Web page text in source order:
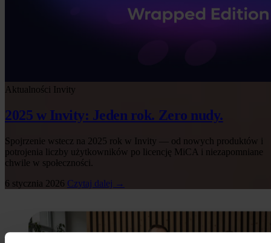
Aktualności Invity
2025 w Invity: Jeden rok. Zero nudy.
Spojrzenie wstecz na 2025 rok w Invity — od nowych produktów i
potrojenia liczby użytkowników po licencję MiCA i niezapomniane
chwile w społeczności.
6 stycznia 2026 Czytaj dalej →